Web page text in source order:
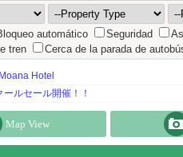
automático Seguridad
tren Cerca de la parada de
Hotel
ルセール開催！！
Map View